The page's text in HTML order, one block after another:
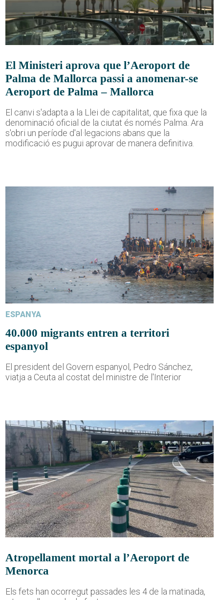
El Ministeri aprova que l’Aeroport de
Palma de Mallorca passi a anomenar-se
Aeroport de Palma – Mallorca
El canvi s'adapta a la Llei de capitalitat, que fixa que la
denominació oficial de la ciutat és només Palma. Ara
s'obri un període d'al·legacions abans que la
modificació es pugui aprovar de manera definitiva.
ESPANYA
40.000 migrants entren a territori
espanyol
El president del Govern espanyol, Pedro Sánchez,
viatja a Ceuta al costat del ministre de l'Interior
Atropellament mortal a l’Aeroport de
Menorca
Els fets han ocorregut passades les 4 de la matinada,